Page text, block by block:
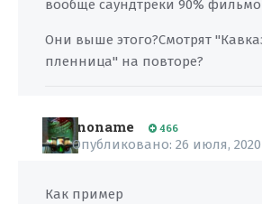
вообще саундтреки 90%
Они выше этого?Смотрят
пленница" на повторе?
noname 466
Опубликовано: 26 июля, 2020
Как пример